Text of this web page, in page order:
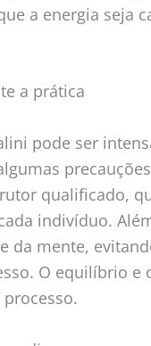
a energia seja
a prática
pode ser
qualificado,
indivíduo.
da mente,
O equilíbrio e